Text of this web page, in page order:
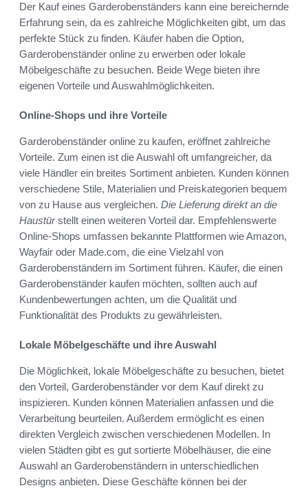
Der Kauf eines Garderobenständers kann eine bereichernde
Erfahrung sein, da es zahlreiche Möglichkeiten gibt, um das
perfekte Stück zu finden. Käufer haben die Option,
Garderobenständer online zu erwerben oder lokale
Möbelgeschäfte zu besuchen. Beide Wege bieten ihre
eigenen Vorteile und Auswahlmöglichkeiten.
Online-Shops und ihre Vorteile
Garderobenständer online zu kaufen, eröffnet zahlreiche
Vorteile. Zum einen ist die Auswahl oft umfangreicher, da
viele Händler ein breites Sortiment anbieten. Kunden können
verschiedene Stile, Materialien und Preiskategorien bequem
von zu Hause aus vergleichen. Die Lieferung direkt an die
Haustürstellt einen weiteren Vorteil dar. Empfehlenswerte
Online-Shops umfassen bekannte Plattformen wie Amazon,
Wayfair oder Made.com, die eine Vielzahl von
Garderobenständern im Sortiment führen. Käufer, die einen
Garderobenständer kaufen möchten, sollten auch auf
Kundenbewertungen achten, um die Qualität und
Funktionalität des Produkts zu gewährleisten.
Lokale Möbelgeschäfte und ihre Auswahl
Die Möglichkeit, lokale Möbelgeschäfte zu besuchen, bietet
den Vorteil, Garderobenständer vor dem Kauf direkt zu
inspizieren. Kunden können Materialien anfassen und die
Verarbeitung beurteilen. Außerdem ermöglicht es einen
direkten Vergleich zwischen verschiedenen Modellen. In
vielen Städten gibt es gut sortierte Möbelhäuser, die eine
Auswahl an Garderobenständern in unterschiedlichen
Designs anbieten. Diese Geschäfte können bei der